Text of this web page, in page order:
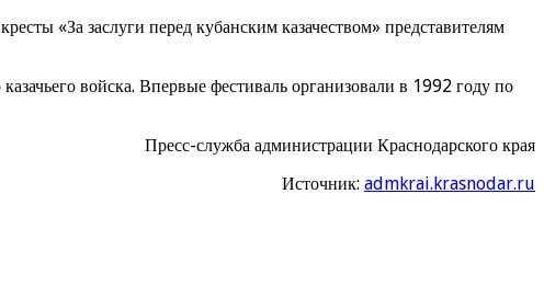
«За заслуги перед кубанским казачеством» представителям
войска. Впервые фестиваль организовали в 1992 году по
Пресс-служба администрации Краснодарского края
Источник: admkrai.krasnodar.ru